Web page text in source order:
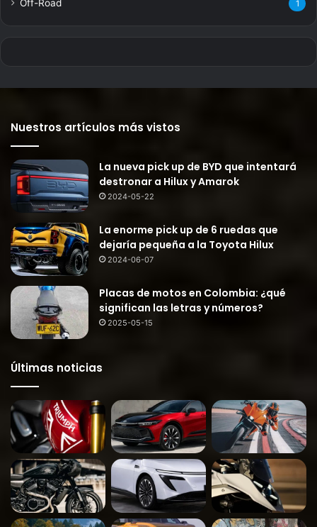
Off-Road 1
Nuestros artículos más vistos
La nueva pick up de BYD que intentará
destronar a Hilux y Amarok
2024-05-22
La enorme pick up de 6 ruedas que
dejaría pequeña a la Toyota Hilux
2024-06-07
Placas de motos en Colombia: ¿qué
significan las letras y números?
2025-05-15
Últimas noticias